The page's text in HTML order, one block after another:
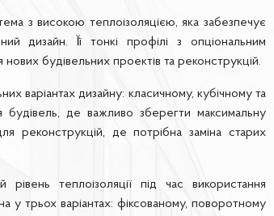
з високою теплоізоляцією, яка забезпечує
дизайн. Її тонкі профілі з опціональним
будівельних проектів та реконструкцій.
варіантах дизайну: класичному, кубічному та
будівель, де важливо зберегти максимальну
реконструкцій, де потрібна заміна старих
теплоізоляції під час використання
у трьох варіантах: фіксованому, поворотному